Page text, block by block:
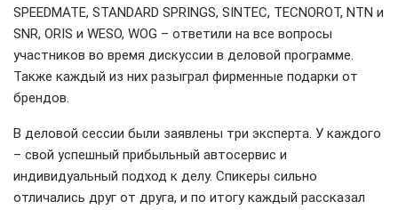
SPEEDMATE, STANDARD SPRINGS, SINTEC, TECNOROT, NTN и
SNR, ORIS и WESO, WOG – ответили на все вопросы
участников во время дискуссии в деловой программе.
Также каждый из них разыграл фирменные подарки от
брендов.
В деловой сессии были заявлены три эксперта. У каждого
– свой успешный прибыльный автосервис и
индивидуальный подход к делу. Спикеры сильно
отличались друг от друга, и по итогу каждый рассказал